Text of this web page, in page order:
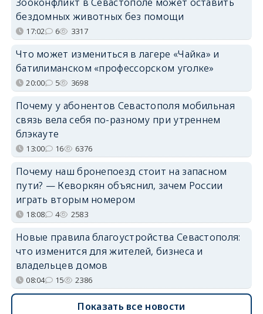
бездомных животных без помощи
17:02 6 3317
Что может измениться в лагере «Чайка» и
батилиманском «профессорском уголке»
20:00 5 3698
Почему у абонентов Севастополя мобильная
связь вела себя по-разному при утреннем
блэкауте
13:00 16 6376
Почему наш бронепоезд стоит на запасном
пути? — Кеворкян объяснил, зачем России
играть вторым номером
18:08 4 2583
Новые правила благоустройства Севастополя:
что изменится для жителей, бизнеса и
владельцев домов
08:04 15 2386
Показать все новости